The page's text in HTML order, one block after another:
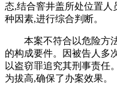
态,结合窨井盖所处位置
种因素,进行综合判断。
本案不符合以危险方
的构成要件。因被告人多
以盗窃罪追究其刑事责任
为拔高,确保了办案效果。